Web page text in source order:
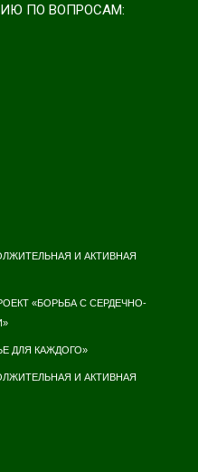
ПО ВОПРОСАМ:
И АКТИВНАЯ
«БОРЬБА С СЕРДЕЧНО-
ДЛЯ КАЖДОГО»
И АКТИВНАЯ